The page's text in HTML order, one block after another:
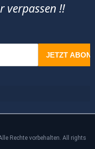
verpassen !!
Rechte vorbehalten. All rights